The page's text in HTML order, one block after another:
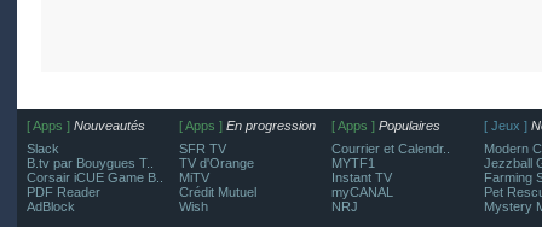
[ Apps ] Nouveautés
Slack
B.tv par Bouygues T..
Corsair iCUE Game B..
PDF Reader
AdBlock
[ Apps ] En progression
SFR TV
TV d'Orange
MiTV
Crédit Mutuel
Wish
[ Apps ] Populaires
Courrier et Calendr..
MYTF1
Instant TV
myCANAL
NRJ
[ Jeux ]
Modern
Jezzball
Farming
Pet
Mystery